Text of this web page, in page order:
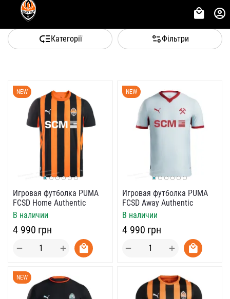
Категорії Фільтри
NEW
Игровая футболка PUMA
FCSD Home Authentic
В наличии
‍4 990‍ грн
+
−
NEW
Игровая футболка PUMA
FCSD Away Authentic
В наличии
‍4 990‍ грн
+
−
NEW